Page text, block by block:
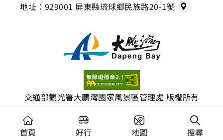
首頁 好行 地圖 搜尋
地址： 929001 屏東縣琉球鄉民族路20-1號
交通部觀光署大鵬灣國家風景區管理處 版權所有
Microsoft Edge